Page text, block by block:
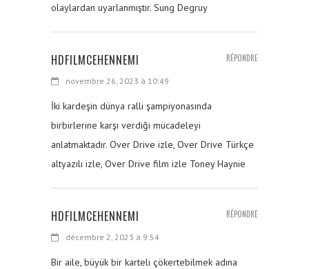
olaylardan uyarlanmıştır. Sung Degruy
HDFILMCEHENNEMI
novembre 26, 2023 à 10:49
İki kardeşin dünya ralli şampiyonasında
birbirlerine karşı verdiği mücadeleyi
anlatmaktadır. Over Drive izle, Over Drive Türkçe
altyazılı izle, Over Drive film izle Toney Haynie
RÉPONDRE
HDFILMCEHENNEMI
décembre 2, 2023 à 9:54
Bir aile, büyük bir karteli çökertebilmek adına
RÉPONDRE